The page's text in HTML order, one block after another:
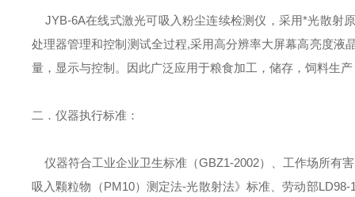
JYB-6A在线式激光可吸入粉尘连续检测仪，采用*光散射
处理器管理和控制测试全过程,采用高分辨率大屏幕高亮度
量，显示与控制。因此广泛应用于粮食加工，储存，饲料生
二．仪器执行标准：
仪器符合工业企业卫生标准（GBZ1-2002）、工作场所有
吸入颗粒物（PM10）测定法-光散射法》标准、劳动部